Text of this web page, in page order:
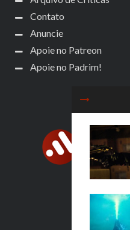
Contato
Anuncie
Apoie no Patreon
Apoie no Padrim!